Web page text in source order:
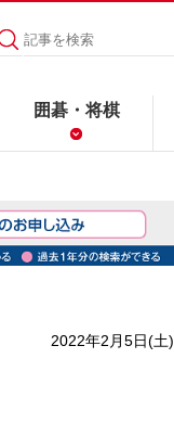
囲碁・将棋
2022年2月5日(土)